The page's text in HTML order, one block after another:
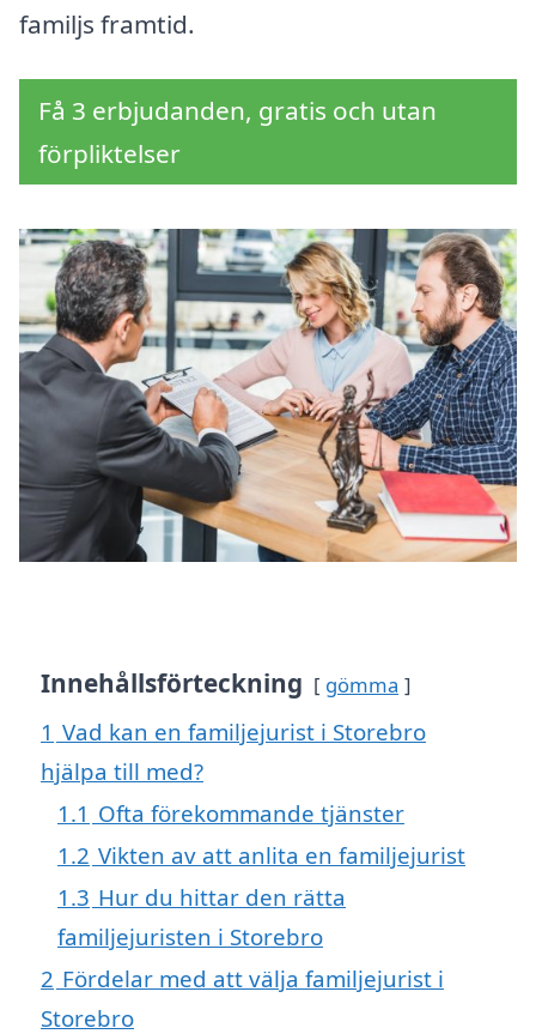
familjs framtid.
Få 3 erbjudanden, gratis och utan
förpliktelser
Innehållsförteckning gömma
1 Vad kan en familjejurist i Storebro
hjälpa till med?
1.1 Ofta förekommande tjänster
1.2 Vikten av att anlita en familjejurist
1.3 Hur du hittar den rätta
familjejuristen i Storebro
2 Fördelar med att välja familjejurist i
Storebro